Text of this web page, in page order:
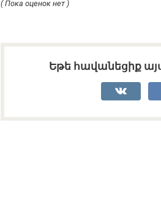
( Пока оценок нет )
Եթե հավանեցիք